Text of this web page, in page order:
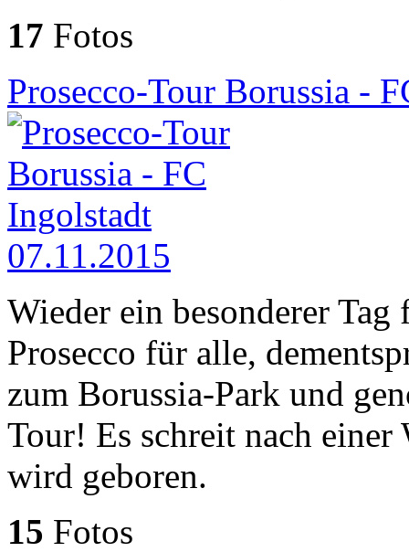
17 Fotos
Prosecco-Tour Borussia -
Wieder ein besonderer
Prosecco für alle,
zum Borussia-Park und
Tour! Es schreit nach
wird geboren.
15 Fotos